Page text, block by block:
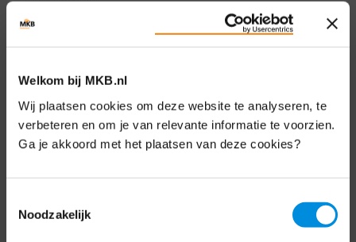
Welkom bij MKB.nl
Wij plaatsen cookies om deze website te analyseren, te
verbeteren en om je van relevante informatie te voorzien.
Ga je akkoord met het plaatsen van deze cookies?
Noodzakelijk
Direct naar
Over ons
Bezuidenhoutseweg 12